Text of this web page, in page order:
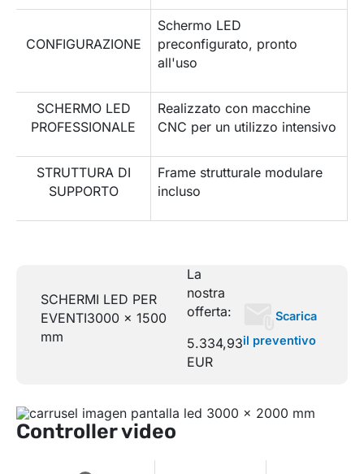
CONFIGURAZIONE
Schermo LED
preconfigurato, pronto
all'uso
SCHERMO LED
PROFESSIONALE
Realizzato con macchine
CNC per un utilizzo intensivo
STRUTTURA DI
SUPPORTO
Frame strutturale modulare
incluso
SCHERMI LED PER
EVENTI3000 x 1500
mm
La
nostra
offerta:
5.334,93
EUR
Scarica
il preventivo
Controller video